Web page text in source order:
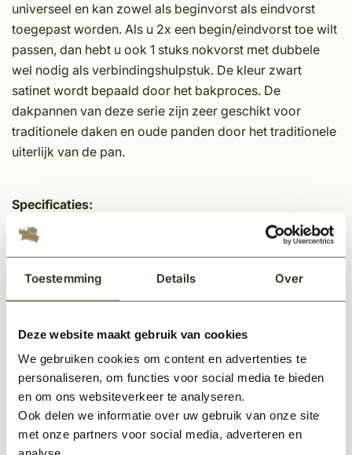
Toestemming Details Over
Deze website maakt gebruik van cookies
We gebruiken cookies om content en advertenties te
personaliseren, om functies voor social media te bieden
en om ons websiteverkeer te analyseren.
Ook delen we informatie over uw gebruik van onze site
met onze partners voor social media, adverteren en
universeel en kan zowel als beginvorst als eindvorst
toegepast worden. Als u 2x een begin/eindvorst toe wilt
passen, dan hebt u ook 1 stuks nokvorst met dubbele
wel nodig als verbindingshulpstuk. De kleur zwart
satinet wordt bepaald door het bakproces. De
dakpannen van deze serie zijn zeer geschikt voor
traditionele daken en oude panden door het traditionele
uiterlijk van de pan.
Specificaties:
Kleipan
Gestookt op basis van rode scherf
Voorzien van alle certificeringen
Authentiek Wienerberger product
Universeel product geschikt voor OVH / VHV
Minimale dakhelling: 25°
Zie afbeelding voor maatvoering
Zie downloadsheet voor technische informatie
Specificaties